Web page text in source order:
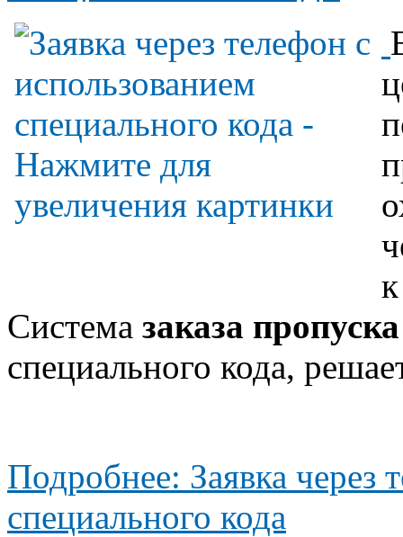
Система заказа
специального кода,
Подробнее: Заявка через
специального кода